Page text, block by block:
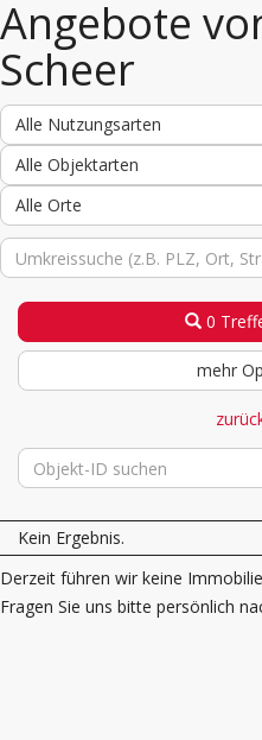
Angebote
Scheer
Alle Nutzungsarten
Alle Objektarten
Alle Orte
0
mehr
Kein Ergebnis.
Derzeit führen wir keine
Fragen Sie uns bitte persönlich